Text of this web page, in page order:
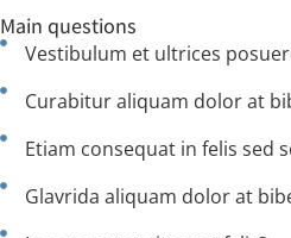
Main questions
Vestibulum et ultrices
Curabitur aliquam dolor at
Etiam consequat in felis sed
Glavrida aliquam dolor at